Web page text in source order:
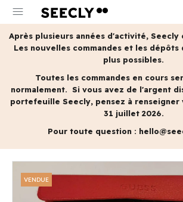
menu
Après plusieurs années d'activité, Seecly
Les nouvelles commandes et les dépôts
plus possibles.
Toutes les commandes en cours
normalement. Si vous avez de l'argent
portefeuille Seecly, pensez à renseigner
31 juillet 2026.
Pour toute question :
VENDUE